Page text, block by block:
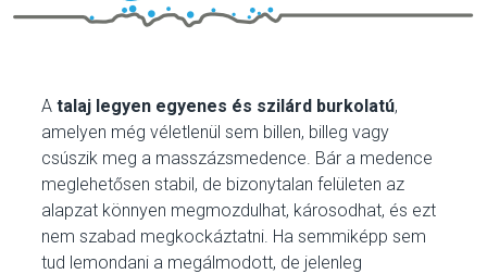
Atalaj legyen egyenes és szilárd burkolatú,
amelyen még véletlenül sem billen, billeg vagy
csúszik meg a masszázsmedence. Bár a medence
meglehetősen stabil, de bizonytalan felületen az
alapzat könnyen megmozdulhat, károsodhat, és ezt
nem szabad megkockáztatni. Ha semmiképp sem
tud lemondani a megálmodott, de jelenleg